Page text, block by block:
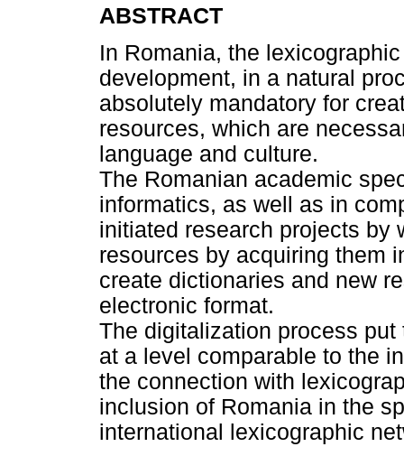
ABSTRACT
In Romania, the
development, in a natural
absolutely mandatory for
resources, which are
language and culture.
The Romanian academic
informatics, as well as in
initiated research projects by
resources by acquiring them
create dictionaries and new
electronic format.
The digitalization process
at a level comparable to the
the connection with
inclusion of Romania in the
international lexicographic